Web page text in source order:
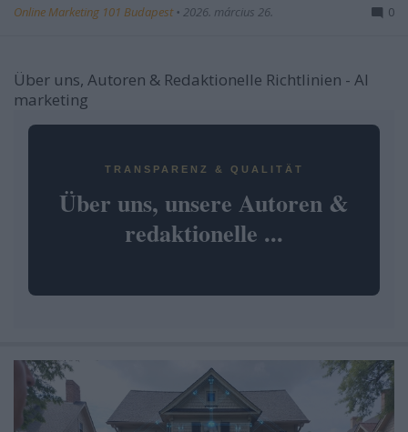
Online Marketing 101 Budapest • 2026. március 26. 0
Über uns, Autoren & Redaktionelle Richtlinien - AI
marketing
TRANSPARENZ & QUALITÄT
Über uns, unsere Autoren &
redaktionelle ...